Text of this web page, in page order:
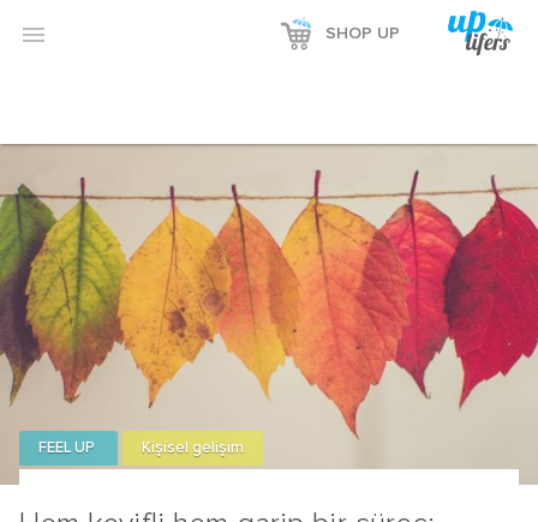
 SHOP UP
FEEL UP Kişisel gelişim